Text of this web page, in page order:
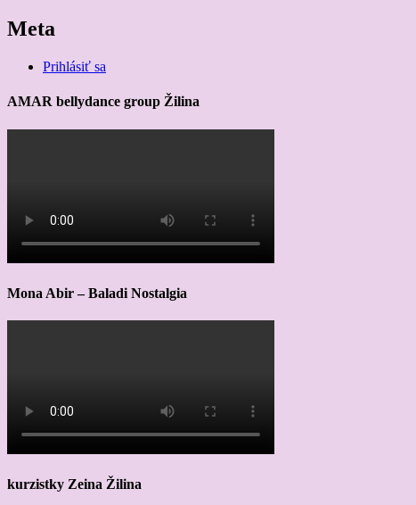
Meta
Prihlásiť sa
AMAR bellydance group Žilina
Mona Abir – Baladi Nostalgia
kurzistky Zeina Žilina